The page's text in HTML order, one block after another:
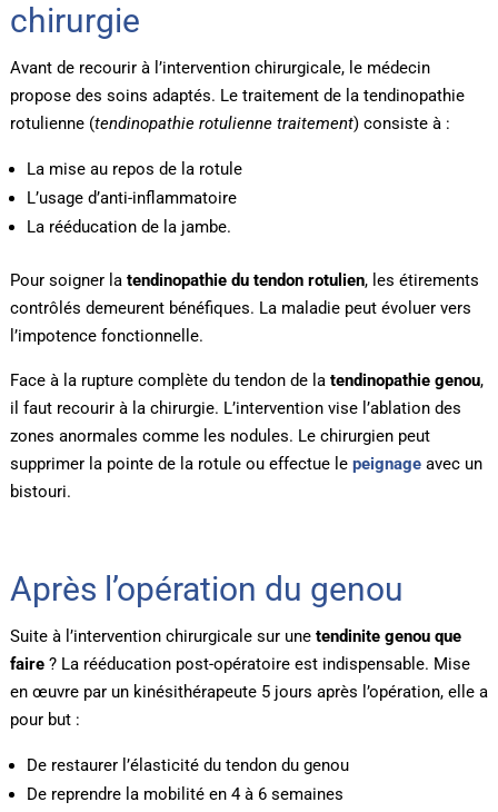
chirurgie
Avant de recourir à l’intervention chirurgicale, le médecin
propose des soins adaptés. Le traitement de la tendinopathie
rotulienne (tendinopathie rotulienne traitement) consiste à :
La mise au repos de la rotule
L’usage d’anti-inflammatoire
La rééducation de la jambe.
Pour soigner la tendinopathie du tendon rotulien, les étirements
contrôlés demeurent bénéfiques. La maladie peut évoluer vers
l’impotence fonctionnelle.
Face à la rupture complète du tendon de la tendinopathie genou,
il faut recourir à la chirurgie. L’intervention vise l’ablation des
zones anormales comme les nodules. Le chirurgien peut
supprimer la pointe de la rotule ou effectue le peignageavec un
bistouri.
Après l’opération du genou
Suite à l’intervention chirurgicale sur une tendinite genou que
faire? La rééducation post-opératoire est indispensable. Mise
en œuvre par un kinésithérapeute 5 jours après l’opération, elle a
pour but :
De restaurer l’élasticité du tendon du genou
De reprendre la mobilité en 4 à 6 semaines